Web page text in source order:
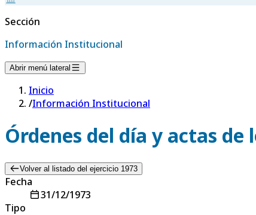
Sección
Información Institucional
Abrir menú lateral
Inicio
/Información Institucional
Órdenes del día y actas de
Volver al listado del ejercicio 1973
Fecha
31/12/1973
Tipo